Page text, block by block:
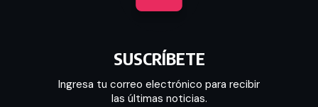
SUSCRÍBETE
Ingresa tu correo electrónico para recibir
las últimas noticias.